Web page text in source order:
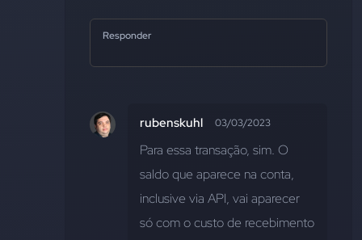
Responder
rubenskuhl 03/03/2023
Para essa transação, sim. O
saldo que aparece na conta,
inclusive via API, vai aparecer
só com o custo de recebimento